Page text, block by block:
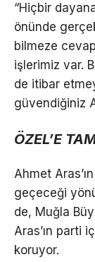
“Hiçbir
önünde
bilmeze
işlerimiz var.
de itibar
güvendiğiniz
ÖZEL’E
Ahmet
geçeceği
de, Muğla
Aras’ın parti
koruyor.